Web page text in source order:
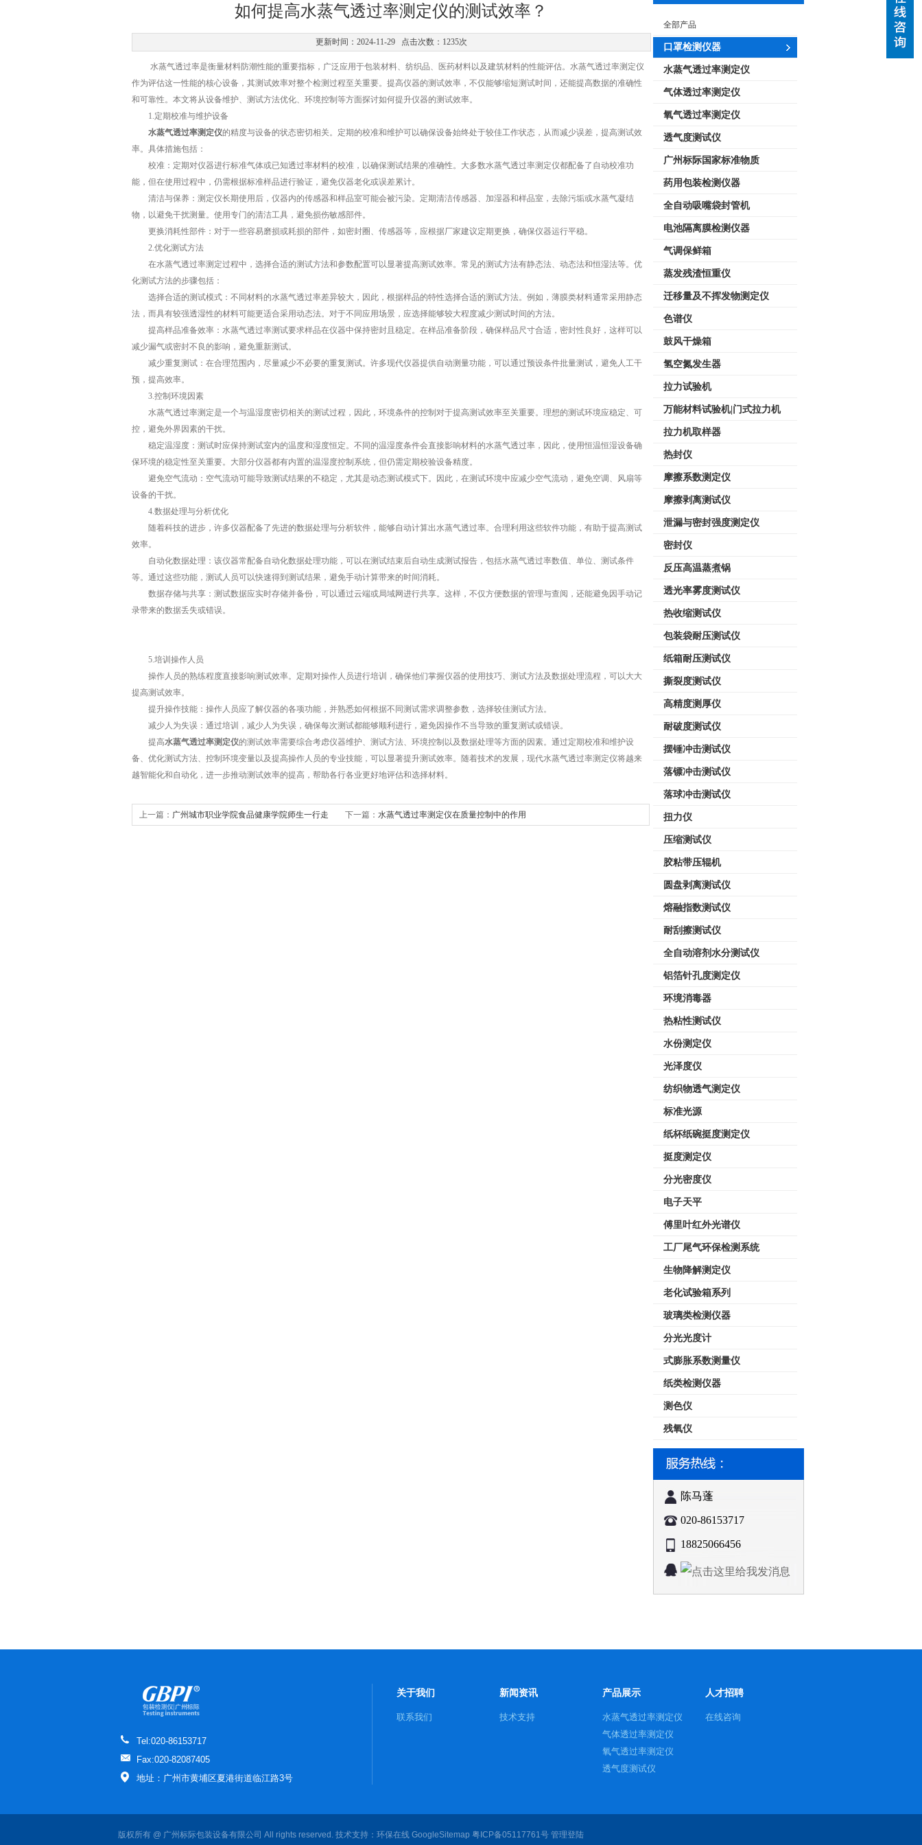
如何提高水蒸气透过率测定仪的测试效率？
更新时间：2024-11-29 点击次数：1235次
水蒸气透过率是衡量材料防潮性能的重要指标，广泛应用于包装材料、纺织品、医药材料以及建筑材料的性能评估。水蒸气透过率测定仪
作为评估这一性能的核心设备，其测试效率对整个检测过程至关重要。提高仪器的测试效率，不仅能够缩短测试时间，还能提高数据的准确性
和可靠性。本文将从设备维护、测试方法优化、环境控制等方面探讨如何提升仪器的测试效率。
1.定期校准与维护设备
水蒸气透过率测定仪的精度与设备的状态密切相关。定期的校准和维护可以确保设备始终处于较佳工作状态，从而减少误差，提高测试效
率。具体措施包括：
校准：定期对仪器进行标准气体或已知透过率材料的校准，以确保测试结果的准确性。大多数水蒸气透过率测定仪都配备了自动校准功
能，但在使用过程中，仍需根据标准样品进行验证，避免仪器老化或误差累计。
清洁与保养：测定仪长期使用后，仪器内的传感器和样品室可能会被污染。定期清洁传感器、加湿器和样品室，去除污垢或水蒸气凝结
物，以避免干扰测量。使用专门的清洁工具，避免损伤敏感部件。
更换消耗性部件：对于一些容易磨损或耗损的部件，如密封圈、传感器等，应根据厂家建议定期更换，确保仪器运行平稳。
2.优化测试方法
在水蒸气透过率测定过程中，选择合适的测试方法和参数配置可以显著提高测试效率。常见的测试方法有静态法、动态法和恒湿法等。优
化测试方法的步骤包括：
选择合适的测试模式：不同材料的水蒸气透过率差异较大，因此，根据样品的特性选择合适的测试方法。例如，薄膜类材料通常采用静态
法，而具有较强透湿性的材料可能更适合采用动态法。对于不同应用场景，应选择能够较大程度减少测试时间的方法。
提高样品准备效率：水蒸气透过率测试要求样品在仪器中保持密封且稳定。在样品准备阶段，确保样品尺寸合适，密封性良好，这样可以
减少漏气或密封不良的影响，避免重新测试。
减少重复测试：在合理范围内，尽量减少不必要的重复测试。许多现代仪器提供自动测量功能，可以通过预设条件批量测试，避免人工干
预，提高效率。
3.控制环境因素
水蒸气透过率测定是一个与温湿度密切相关的测试过程，因此，环境条件的控制对于提高测试效率至关重要。理想的测试环境应稳定、可
控，避免外界因素的干扰。
稳定温湿度：测试时应保持测试室内的温度和湿度恒定。不同的温湿度条件会直接影响材料的水蒸气透过率，因此，使用恒温恒湿设备确
保环境的稳定性至关重要。大部分仪器都有内置的温湿度控制系统，但仍需定期校验设备精度。
避免空气流动：空气流动可能导致测试结果的不稳定，尤其是动态测试模式下。因此，在测试环境中应减少空气流动，避免空调、风扇等
设备的干扰。
4.数据处理与分析优化
随着科技的进步，许多仪器配备了先进的数据处理与分析软件，能够自动计算出水蒸气透过率。合理利用这些软件功能，有助于提高测试
效率。
自动化数据处理：该仪器常配备自动化数据处理功能，可以在测试结束后自动生成测试报告，包括水蒸气透过率数值、单位、测试条件
等。通过这些功能，测试人员可以快速得到测试结果，避免手动计算带来的时间消耗。
数据存储与共享：测试数据应实时存储并备份，可以通过云端或局域网进行共享。这样，不仅方便数据的管理与查阅，还能避免因手动记
录带来的数据丢失或错误。
5.培训操作人员
操作人员的熟练程度直接影响测试效率。定期对操作人员进行培训，确保他们掌握仪器的使用技巧、测试方法及数据处理流程，可以大大
提高测试效率。
提升操作技能：操作人员应了解仪器的各项功能，并熟悉如何根据不同测试需求调整参数，选择较佳测试方法。
减少人为失误：通过培训，减少人为失误，确保每次测试都能够顺利进行，避免因操作不当导致的重复测试或错误。
提高水蒸气透过率测定仪的测试效率需要综合考虑仪器维护、测试方法、环境控制以及数据处理等方面的因素。通过定期校准和维护设
备、优化测试方法、控制环境变量以及提高操作人员的专业技能，可以显著提升测试效率。随着技术的发展，现代水蒸气透过率测定仪将越来
越智能化和自动化，进一步推动测试效率的提高，帮助各行各业更好地评估和选择材料。
上一篇： 广州城市职业学院食品健康学院师生一行走 下一篇： 水蒸气透过率测定仪在质量控制中的作用
全部产品
口罩检测仪器
水蒸气透过率测定仪
气体透过率测定仪
氧气透过率测定仪
透气度测试仪
广州标际国家标准物质
药用包装检测仪器
全自动吸嘴袋封管机
电池隔离膜检测仪器
气调保鲜箱
蒸发残渣恒重仪
迁移量及不挥发物测定仪
色谱仪
鼓风干燥箱
氢空氮发生器
拉力试验机
万能材料试验机|门式拉力机
拉力机取样器
热封仪
摩擦系数测定仪
摩擦剥离测试仪
泄漏与密封强度测定仪
密封仪
反压高温蒸煮锅
透光率雾度测试仪
热收缩测试仪
包装袋耐压测试仪
纸箱耐压测试仪
撕裂度测试仪
高精度测厚仪
耐破度测试仪
摆锤冲击测试仪
落镖冲击测试仪
落球冲击测试仪
扭力仪
压缩测试仪
胶粘带压辊机
圆盘剥离测试仪
熔融指数测试仪
耐刮擦测试仪
全自动溶剂水分测试仪
铝箔针孔度测定仪
环境消毒器
热粘性测试仪
水份测定仪
光泽度仪
纺织物透气测定仪
标准光源
纸杯纸碗挺度测定仪
挺度测定仪
分光密度仪
电子天平
傅里叶红外光谱仪
工厂尾气环保检测系统
生物降解测定仪
老化试验箱系列
玻璃类检测仪器
分光光度计
式膨胀系数测量仪
纸类检测仪器
测色仪
残氧仪
陈马蓬
020-86153717
18825066456
Tel:020-86153717
Fax:020-82087405
地址：广州市黄埔区夏港街道临江路3号
关于我们
联系我们
新闻资讯
技术支持
产品展示
水蒸气透过率测定仪
气体透过率测定仪
氧气透过率测定仪
透气度测试仪
人才招聘
在线咨询
版权所有 @ 广州标际包装设备有限公司 All rights reserved. 技术支持： 环保在线 GoogleSitemap 粤ICP备05117761号 管理登陆